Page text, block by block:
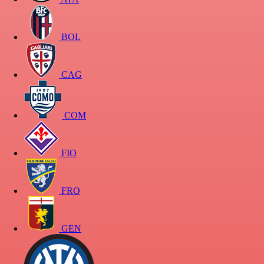
BOL
CAG
COM
FIO
FRO
GEN